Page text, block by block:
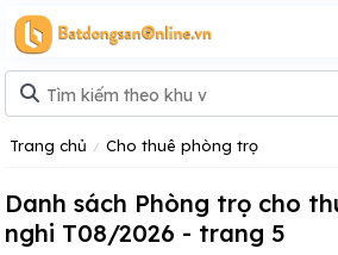
Trang chủ Cho thuê phòng trọ
Danh sách Phòng trọ cho
nghi T08/2026 - trang 5